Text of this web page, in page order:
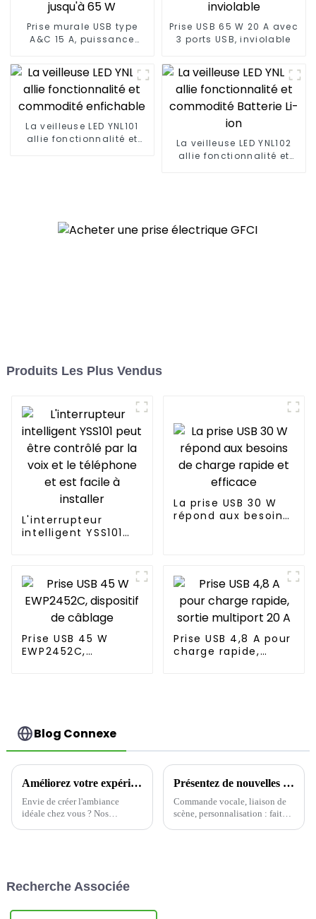
Prise murale USB type
A&C 15 A, puissance
Prise USB 65 W 20 A avec
3 ports USB, inviolable
La veilleuse LED YNL101
allie fonctionnalité et
La veilleuse LED YNL102
allie fonctionnalité et
Produits Les Plus Vendus
L'interrupteur
intelligent YSS101
facile à installer
La prise USB 30 W
répond aux besoins
Prise USB 45 W
EWP2452C,
Prise USB 4,8 A pour
charge rapide,
Blog Connexe
Améliorez votre expérience d'éclairage domestique avec des variateurs d'intensité
Envie de créer l'ambiance
idéale chez vous ? Nos
ainsi de créer…
Présentez de nouvelles solutions de maison intelligente qui redéfinissent le confort de vie
Commande vocale, liaison de
scène, personnalisation : faites
Recherche Associée